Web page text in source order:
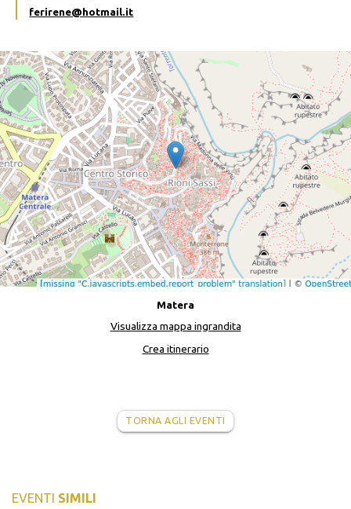
ferirene@hotmail.it
Matera
Visualizza mappa ingrandita
Crea itinerario
TORNA AGLI EVENTI
EVENTI SIMILI